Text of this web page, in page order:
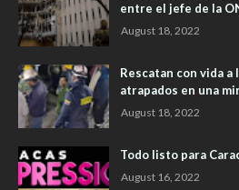
entre el jefe de la
August 18, 2022
Rescatan con vida
atrapados en una
August 18, 2022
Todo listo para
August 16, 2022